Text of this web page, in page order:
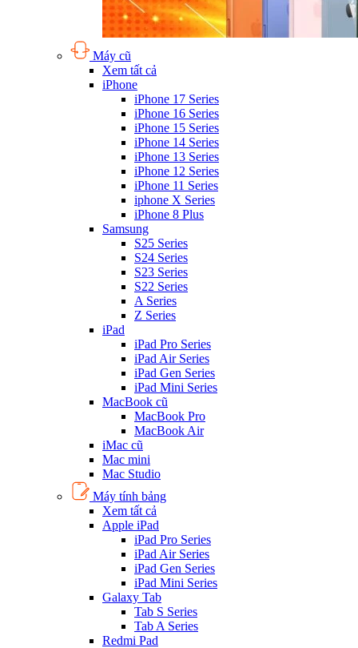
Máy cũ
Xem tất cả
iPhone
iPhone 17 Series
iPhone 16 Series
iPhone 15 Series
iPhone 14 Series
iPhone 13 Series
iPhone 12 Series
iPhone 11 Series
iphone X Series
iPhone 8 Plus
Samsung
S25 Series
S24 Series
S23 Series
S22 Series
A Series
Z Series
iPad
iPad Pro Series
iPad Air Series
iPad Gen Series
iPad Mini Series
MacBook cũ
MacBook Pro
MacBook Air
iMac cũ
Mac mini
Mac Studio
Máy tính bảng
Xem tất cả
Apple iPad
iPad Pro Series
iPad Air Series
iPad Gen Series
iPad Mini Series
Galaxy Tab
Tab S Series
Tab A Series
Redmi Pad